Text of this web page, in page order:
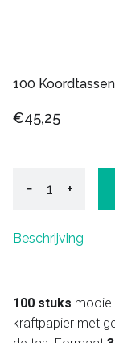
100
€45,25
− +
Beschrijving
100 stuks mooie
kraftpapier met